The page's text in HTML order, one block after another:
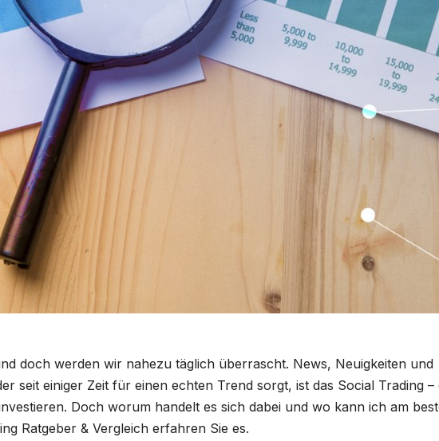
doch werden wir nahezu täglich überrascht. News, Neuigkeiten und
seit einiger Zeit für einen echten Trend sorgt, ist das Social Trading –
Doch worum handelt es sich dabei und wo kann ich am
Ratgeber & Vergleich erfahren Sie es.